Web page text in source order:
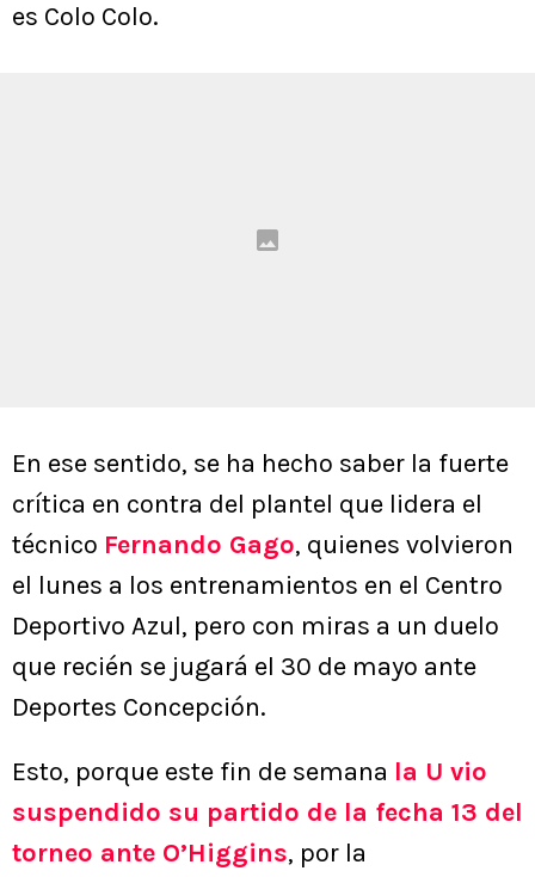
es Colo Colo.
En ese sentido, se ha hecho saber la fuerte
crítica en contra del plantel que lidera el
técnico Fernando Gago, quienes volvieron
el lunes a los entrenamientos en el Centro
Deportivo Azul, pero con miras a un duelo
que recién se jugará el 30 de mayo ante
Deportes Concepción.
Esto, porque este fin de semana la U vio
suspendido su partido de la fecha 13 del
torneo ante O’Higgins, por la